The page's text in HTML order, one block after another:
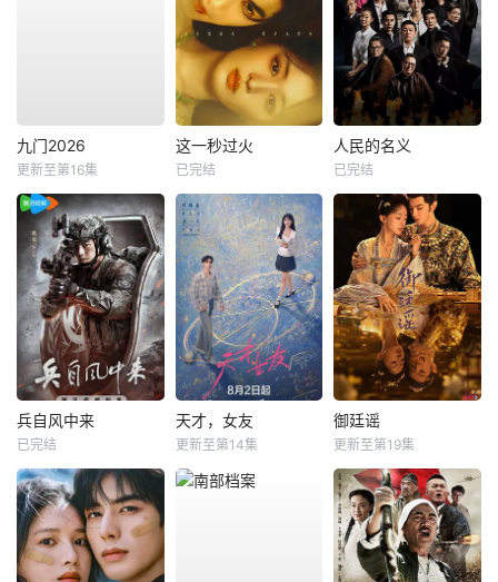
九门2026
更新至第16集
这一秒过火
已完结
人民的名义
已完结
兵自风中来
已完结
天才，女友
更新至第14集
御廷谣
更新至第19集